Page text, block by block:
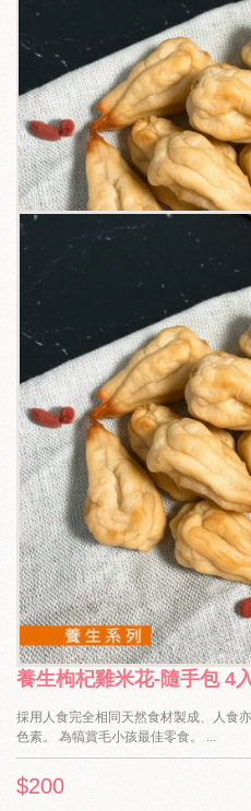
關於我們
毛孩健康之道
養生枸杞雞米花-隨手包 4
採用人食完全相同天然食材製成、人食
色素。 為犒賞毛小孩最佳零食。 ...
$200